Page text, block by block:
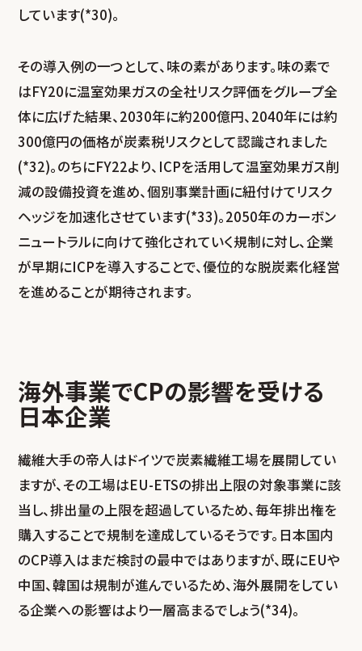
しています(*30)。
その導入例の一つとして、味の素があります。味の素で
はFY20に温室効果ガスの全社リスク評価をグループ全
体に広げた結果、2030年に約200億円、2040年には約
300億円の価格が炭素税リスクとして認識されました
(*32)。のちにFY22より、ICPを活用して温室効果ガス削
減の設備投資を進め、個別事業計画に紐付けてリスク
ヘッジを加速化させています(*33)。2050年のカーボン
ニュートラルに向けて強化されていく規制に対し、企業
が早期にICPを導入することで、優位的な脱炭素化経営
を進めることが期待されます。
海外事業でCPの影響を受ける
日本企業
繊維大手の帝人はドイツで炭素繊維工場を展開してい
ますが、その工場はEU-ETSの排出上限の対象事業に該
当し、排出量の上限を超過しているため、毎年排出権を
購入することで規制を達成しているそうです。日本国内
のCP導入はまだ検討の最中ではありますが、既にEUや
中国、韓国は規制が進んでいるため、海外展開をしてい
る企業への影響はより一層高まるでしょう(*34)。